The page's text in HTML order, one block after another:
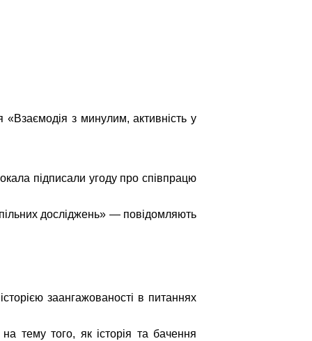
з минулим, активність у
підписали угоду про співпрацю
досліджень» — повідомляють
заангажованості в питаннях
тему того, як історія та бачення